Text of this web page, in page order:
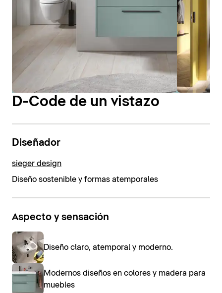
D-Code de un vistazo
Diseñador
sieger design
Diseño sostenible y formas atemporales
Aspecto y sensación
Diseño claro, atemporal y moderno.
Modernos diseños en colores y madera para
muebles